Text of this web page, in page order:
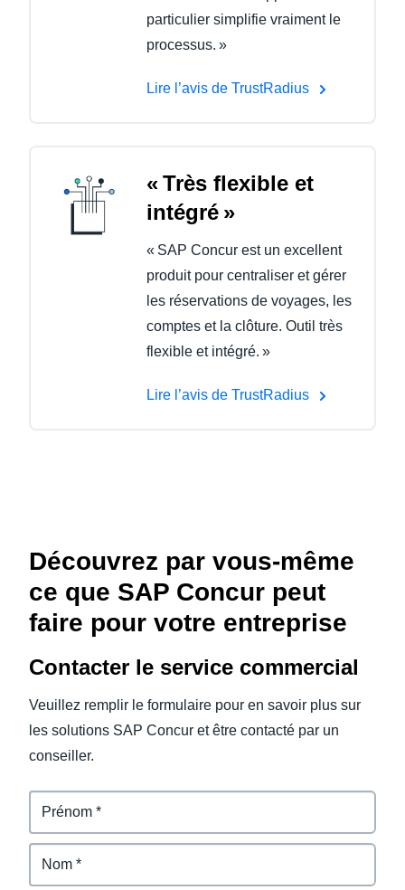
particulier simplifie vraiment le
processus. »
Lire l’avis de TrustRadius
« Très flexible et
intégré »
« SAP Concur est un excellent
produit pour centraliser et gérer
les réservations de voyages, les
comptes et la clôture. Outil très
flexible et intégré. »
Lire l’avis de TrustRadius
Découvrez par vous-même
ce que SAP Concur peut
faire pour votre entreprise
Contacter le service commercial
Veuillez remplir le formulaire pour en savoir plus sur
les solutions SAP Concur et être contacté par un
conseiller.